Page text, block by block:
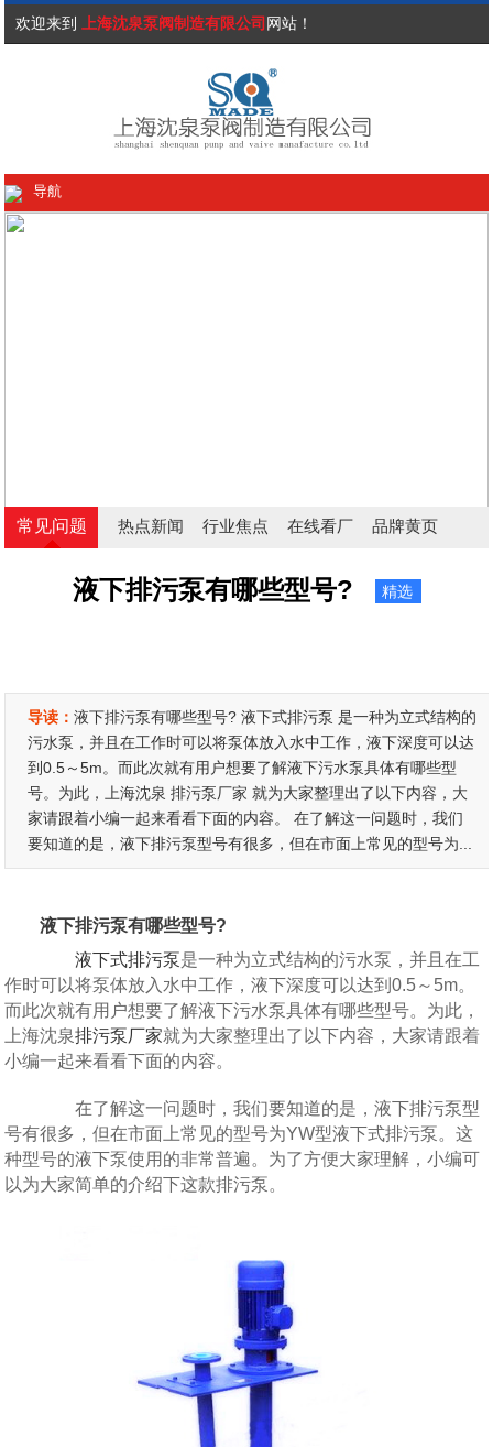
欢迎来到 上海沈泉泵阀制造有限公司 网站！
导航
常见问题 热点新闻 行业焦点 在线看厂 品牌黄页
液下排污泵有哪些型号? 精选
导读：液下排污泵有哪些型号? 液下式排污泵 是一种为立式结构的
污水泵，并且在工作时可以将泵体放入水中工作，液下深度可以达
到0.5～5m。而此次就有用户想要了解液下污水泵具体有哪些型
号。为此，上海沈泉 排污泵厂家 就为大家整理出了以下内容，大
家请跟着小编一起来看看下面的内容。 在了解这一问题时，我们
要知道的是，液下排污泵型号有很多，但在市面上常见的型号为...
液下排污泵有哪些型号?
液下式排污泵是一种为立式结构的污水泵，并且在工
作时可以将泵体放入水中工作，液下深度可以达到0.5～5m。
而此次就有用户想要了解液下污水泵具体有哪些型号。为此，
上海沈泉排污泵厂家就为大家整理出了以下内容，大家请跟着
小编一起来看看下面的内容。
在了解这一问题时，我们要知道的是，液下排污泵型
号有很多，但在市面上常见的型号为YW型液下式排污泵。这
种型号的液下泵使用的非常普遍。为了方便大家理解，小编可
以为大家简单的介绍下这款排污泵。